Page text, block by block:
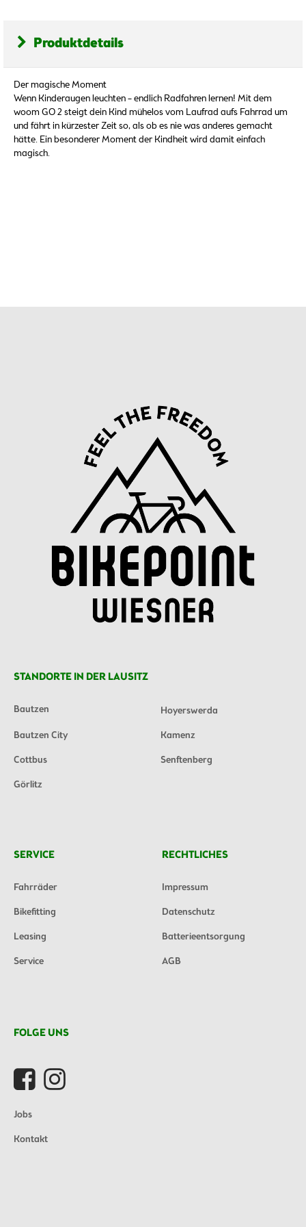
Produktdetails
Der magische Moment
Wenn Kinderaugen leuchten – endlich Radfahren lernen! Mit dem
woom GO 2 steigt dein Kind mühelos vom Laufrad aufs Fahrrad um
und fährt in kürzester Zeit so, als ob es nie was anderes gemacht
hätte. Ein besonderer Moment der Kindheit wird damit einfach
magisch.
STANDORTE IN DER LAUSITZ
Bautzen
Hoyerswerda
Bautzen City
Kamenz
Cottbus
Senftenberg
Görlitz
SERVICE
Fahrräder
Bikefitting
Leasing
Service
RECHTLICHES
Impressum
Datenschutz
Batterieentsorgung
AGB
FOLGE UNS
Jobs
Kontakt